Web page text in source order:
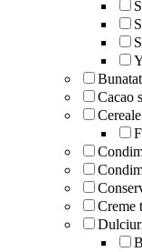
Cacao
Cereale
Creme